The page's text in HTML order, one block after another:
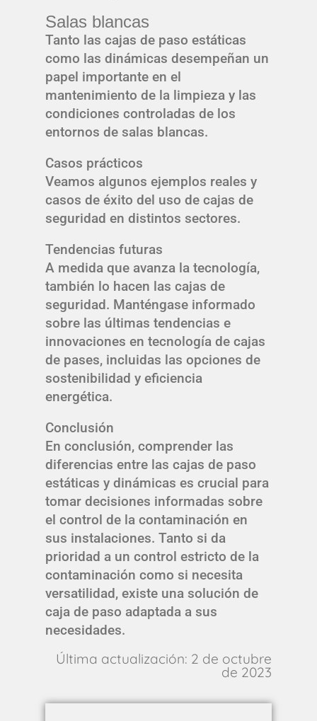
Salas blancas
Tanto las cajas de paso estáticas
como las dinámicas desempeñan un
papel importante en el
mantenimiento de la limpieza y las
condiciones controladas de los
entornos de salas blancas.
Casos prácticos
Veamos algunos ejemplos reales y
casos de éxito del uso de cajas de
seguridad en distintos sectores.
Tendencias futuras
A medida que avanza la tecnología,
también lo hacen las cajas de
seguridad. Manténgase informado
sobre las últimas tendencias e
innovaciones en tecnología de cajas
de pases, incluidas las opciones de
sostenibilidad y eficiencia
energética.
Conclusión
En conclusión, comprender las
diferencias entre las cajas de paso
estáticas y dinámicas es crucial para
tomar decisiones informadas sobre
el control de la contaminación en
sus instalaciones. Tanto si da
prioridad a un control estricto de la
contaminación como si necesita
versatilidad, existe una solución de
caja de paso adaptada a sus
necesidades.
Última actualización: 2 de octubre
de 2023